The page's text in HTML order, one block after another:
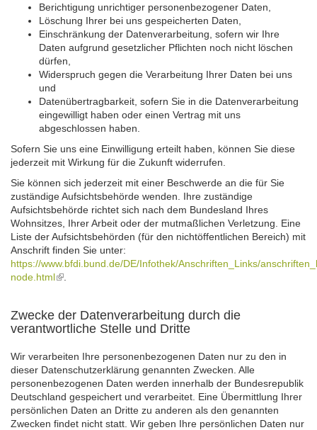
Veranstaltungen
Seminare und Kurse
Fortbildungen
Benutzername*
Passwort
vergessen?
Anmelden
Berichtigung unrichtiger personenbezogener Daten,
Löschung Ihrer bei uns gespeicherten Daten,
Einschränkung der Datenverarbeitung, sofern wir Ihre
Daten aufgrund gesetzlicher Pflichten noch nicht löschen
dürfen,
Widerspruch gegen die Verarbeitung Ihrer Daten bei uns
und
Datenübertragbarkeit, sofern Sie in die Datenverarbeitung
eingewilligt haben oder einen Vertrag mit uns
abgeschlossen haben.
Sofern Sie uns eine Einwilligung erteilt haben, können Sie diese
jederzeit mit Wirkung für die Zukunft widerrufen.
Sie können sich jederzeit mit einer Beschwerde an die für Sie
zuständige Aufsichtsbehörde wenden. Ihre zuständige
Aufsichtsbehörde richtet sich nach dem Bundesland Ihres
Wohnsitzes, Ihrer Arbeit oder der mutmaßlichen Verletzung. Eine
Liste der Aufsichtsbehörden (für den nichtöffentlichen Bereich) mit
Anschrift finden Sie unter:
https://www.bfdi.bund.de/DE/Infothek/Anschriften_Links/
node.html(link
Zwecke der Datenverarbeitung durch die
verantwortliche Stelle und Dritte
Wir verarbeiten Ihre personenbezogenen Daten nur zu den in
dieser Datenschutzerklärung genannten Zwecken. Alle
personenbezogenen Daten werden innerhalb der Bundesrepublik
Deutschland gespeichert und verarbeitet. Eine Übermittlung Ihrer
persönlichen Daten an Dritte zu anderen als den genannten
Zwecken findet nicht statt. Wir geben Ihre persönlichen Daten nur